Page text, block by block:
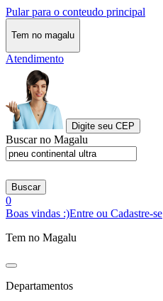
Pular para o conteudo principal
Tem no magalu
Atendimento
Digite seu CEP
Buscar no Magalu
Buscar
0
Boas vindas :)Entre ou Cadastre-se
Tem no Magalu
Departamentos